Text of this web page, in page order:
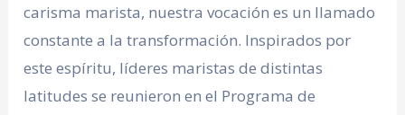
carisma marista, nuestra vocación es un llamado
constante a la transformación. Inspirados por
este espíritu, líderes maristas de distintas
latitudes se reunieron en el Programa de